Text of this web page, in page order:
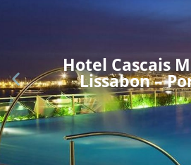
Hotel Cascais
Lissabon –